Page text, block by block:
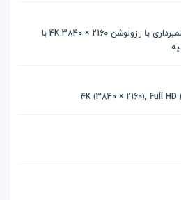
عکاسی خودکار HDR، کیفیت فیلمبرداری با رزولوشن 2160 × 3840 4K با